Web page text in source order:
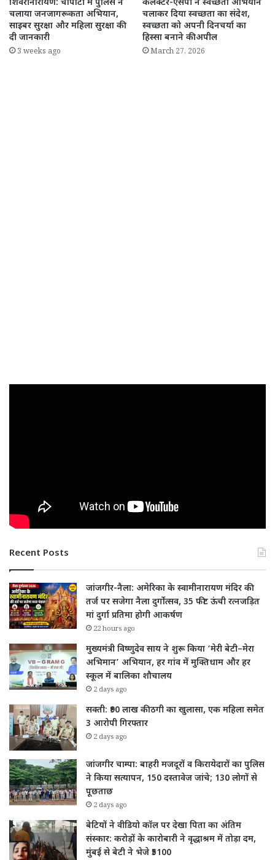
शिवरीनारायण: चौपाटी में पुलिस ने
चलाया जनजागरूकता अभियान,
साइबर सुरक्षा और महिला सुरक्षा की
दी जानकारी
3 weeks ago
कलेक्टर-एसपी ने स्वच्छता अभियान
चलाकर दिया स्वच्छता का संदेश,
स्वच्छता को अपनी दिनचर्या का
हिस्सा बनाने की अपील
March 27, 2026
Recent Posts
जांजगीर-नैला: अमेरिका के स्वामीनारायण मंदिर की
तर्ज पर सजेगा नैला दुर्गोत्सव, 35 फीट ऊंची रत्नजड़ित
मां दुर्गा प्रतिमा होगी आकर्षण
22 hours ago
मुख्यमंत्री विष्णुदेव साय ने शुरू किया ‘मेरी बेटी–मेरा
अभिमान’ अभियान, हर गांव में मुक्तिधाम और हर
स्कूल में बालिका शौचालय
2 days ago
सक्ती: ₹90 लाख की ठगी का खुलासा, एक महिला समेत
3 आरोपी गिरफ्तार
2 days ago
जांजगीर चाम्पा: बाहरी मजदूरों व किरायेदारों का पुलिस
ने किया सत्यापन, 150 दस्तावेज जांचे; 130 लोगों से
पूछताछ
2 days ago
बेटियों ने वीडियो कॉल पर देखा पिता का अंतिम
संस्कार: करोड़ों के कारोबारी ने वृद्धाश्रम में तोड़ा दम,
मुंबई से बेटी ने भेजे ₹5100